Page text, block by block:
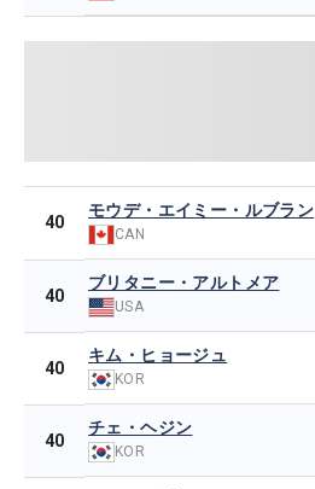
40
モウデ・エイミー・ルブラン
CAN
40
ブリタニー・アルトメア
USA
40
キム・ヒョージュ
KOR
40
チェ・ヘジン
KOR